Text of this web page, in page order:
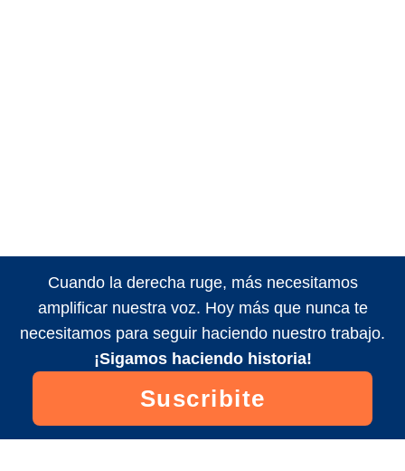
Cuando la derecha ruge, más necesitamos
amplificar nuestra voz. Hoy más que nunca te
necesitamos para seguir haciendo nuestro trabajo.
¡Sigamos haciendo historia!
Suscribite